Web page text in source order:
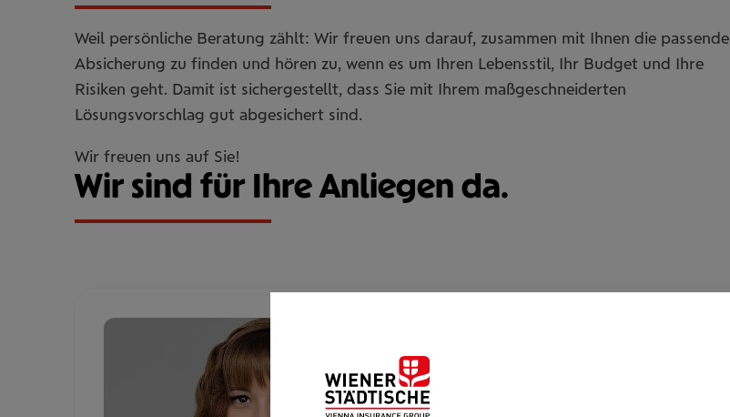
Weil persönliche Beratung zählt: Wir freuen uns darauf, zusammen mit Ihnen die passende
Absicherung zu finden und hören zu, wenn es um Ihren Lebensstil, Ihr Budget und Ihre
Risiken geht. Damit ist sichergestellt, dass Sie mit Ihrem maßgeschneiderten
Lösungsvorschlag gut abgesichert sind.
Wir freuen uns auf Sie!
Wir sind für Ihre Anliegen da.